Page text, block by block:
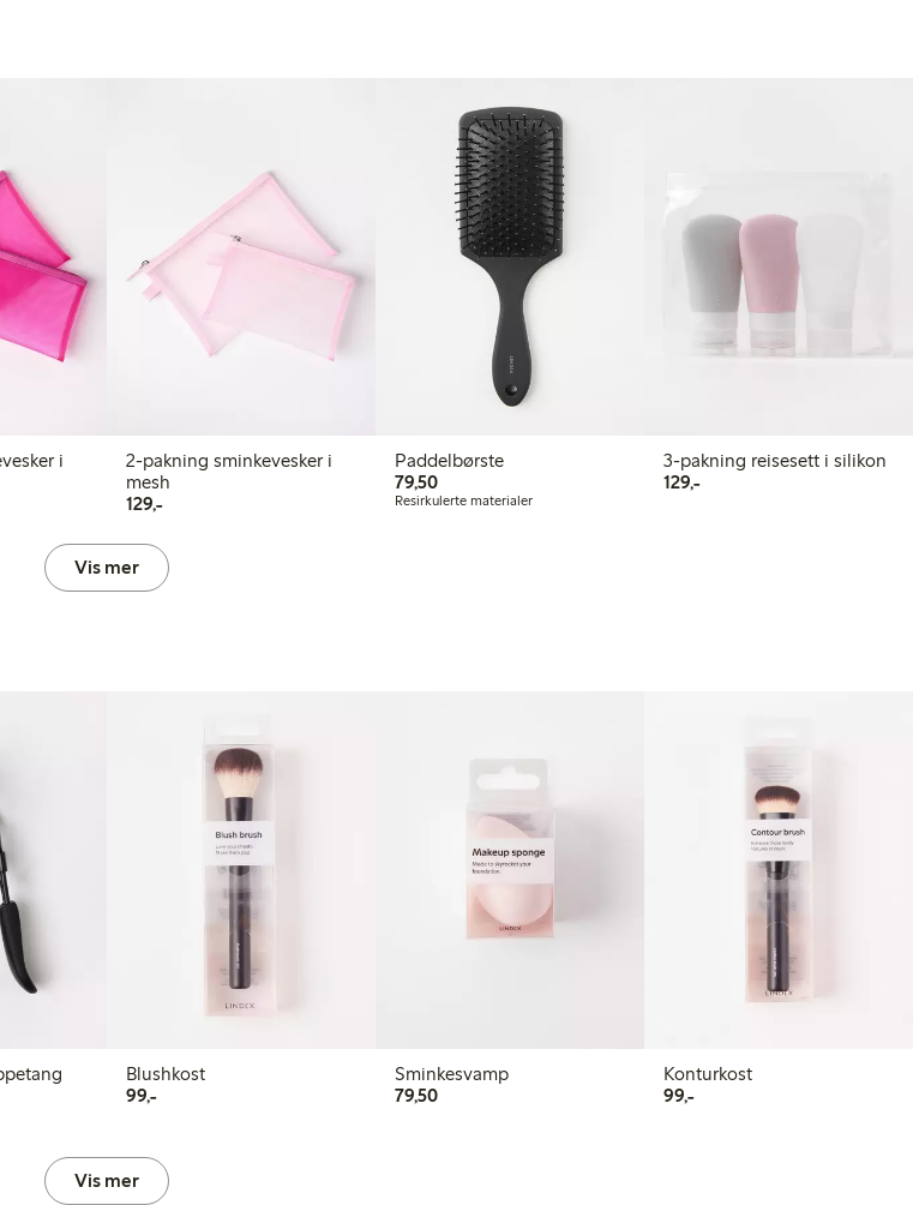
2-pakning sminkevesker i
mesh
129,-129,00 kr
Paddelbørste
79,5079,50 kr
Resirkulerte materialer
3-pakning reisesett i silikon
129,-129,00 kr
Vis mer
Blushkost
99,-99,00 kr
Sminkesvamp
79,5079,50 kr
Konturkost
99,-99,00 kr
Vis mer